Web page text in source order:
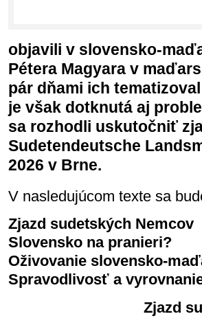
objavili v slovensko-
Pétera Magyara v
pár dňami ich
je však dotknutá aj
sa rozhodli uskutočniť
Sudetendeutsche
2026 v Brne.
V nasledujúcom texte sa
Zjazd sudetských Nemcov
Slovensko na pranieri?
Oživovanie slovensko-
Spravodlivosť a
Zjazd